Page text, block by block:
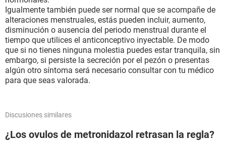
Igualmente también puede ser normal que se acompañe de
alteraciones menstruales, estás pueden incluir, aumento,
disminución o ausencia del periodo menstrual durante el
tiempo que utilices el anticonceptivo inyectable. De modo
que si no tienes ninguna molestia puedes estar tranquila, sin
embargo, si persiste la secreción por el pezón o presentas
algún otro síntoma será necesario consultar con tu médico
para que seas valorada.
Discusiones similares
¿Los ovulos de metronidazol retrasan la regla?